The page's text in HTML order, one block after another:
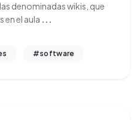
denominadas wikis, que
en el aula ...
#software